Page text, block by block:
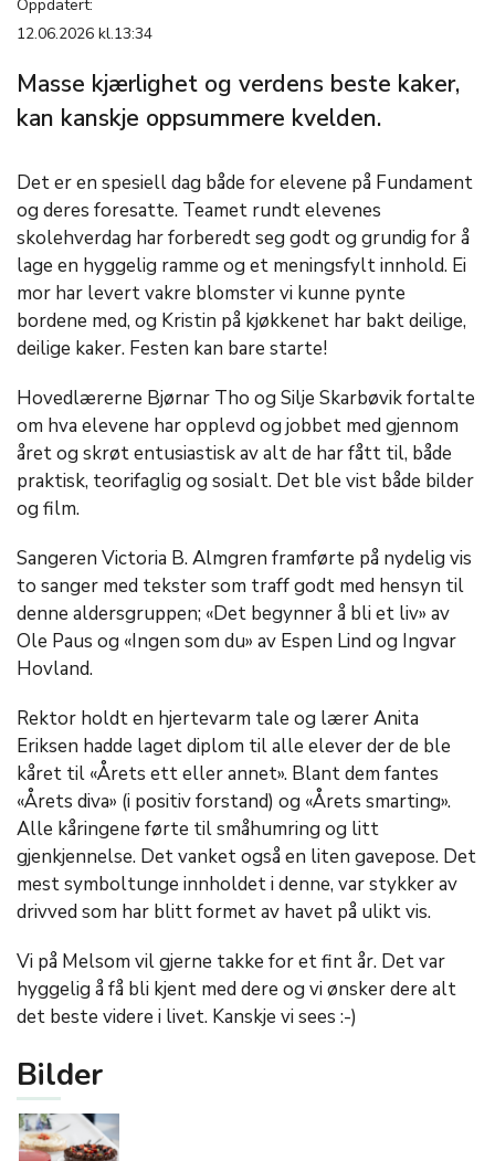
Oppdatert:
12.06.2026 kl.13:34
Masse kjærlighet og verdens beste kaker,
kan kanskje oppsummere kvelden.
Det er en spesiell dag både for elevene på Fundament
og deres foresatte. Teamet rundt elevenes
skolehverdag har forberedt seg godt og grundig for å
lage en hyggelig ramme og et meningsfylt innhold. Ei
mor har levert vakre blomster vi kunne pynte
bordene med, og Kristin på kjøkkenet har bakt deilige,
deilige kaker. Festen kan bare starte!
Hovedlærerne Bjørnar Tho og Silje Skarbøvik fortalte
om hva elevene har opplevd og jobbet med gjennom
året og skrøt entusiastisk av alt de har fått til, både
praktisk, teorifaglig og sosialt. Det ble vist både bilder
og film.
Sangeren Victoria B. Almgren framførte på nydelig vis
to sanger med tekster som traff godt med hensyn til
denne aldersgruppen; «Det begynner å bli et liv» av
Ole Paus og «Ingen som du» av Espen Lind og Ingvar
Hovland.
Rektor holdt en hjertevarm tale og lærer Anita
Eriksen hadde laget diplom til alle elever der de ble
kåret til «Årets ett eller annet». Blant dem fantes
«Årets diva» (i positiv forstand) og «Årets smarting».
Alle kåringene førte til småhumring og litt
gjenkjennelse. Det vanket også en liten gavepose. Det
mest symboltunge innholdet i denne, var stykker av
drivved som har blitt formet av havet på ulikt vis.
Vi på Melsom vil gjerne takke for et fint år. Det var
hyggelig å få bli kjent med dere og vi ønsker dere alt
det beste videre i livet. Kanskje vi sees :-)
Bilder